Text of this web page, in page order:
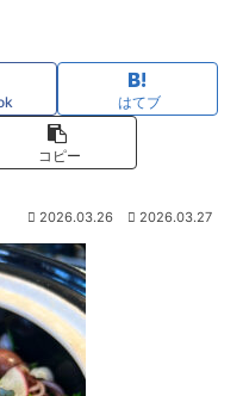
はてブ
コピー
2026.03.26 2026.03.27